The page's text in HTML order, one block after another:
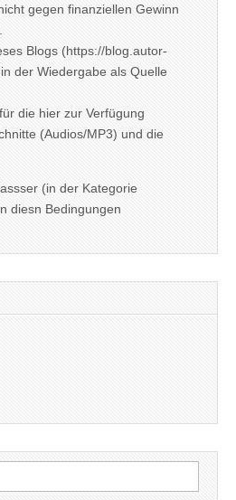
gegen finanziellen Gewinn
Blogs (https://blog.autor-
der Wiedergabe als Quelle
die hier zur Verfügung
(Audios/MP3) und die
(in der Kategorie
diesn Bedingungen